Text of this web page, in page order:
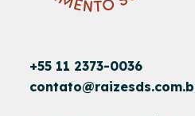
+55 11 2373-0036